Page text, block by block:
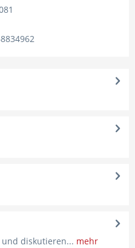
diskutieren... mehr